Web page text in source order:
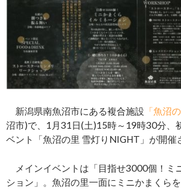
新潟県南魚沼市にある複合施設 「魚沼
沼市)で、1月31日(土)15時～19時30分、
ベント「魚沼の里 雪灯りNIGHT」が開催
メインイベントは「目指せ3000個！ミ
ション」。魚沼の里一面にミニかまくら